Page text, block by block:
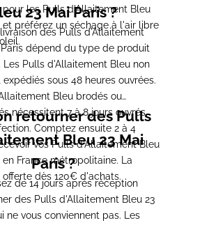
les Pulls d'Allaitement Bleu
et préférez un séchage à l'air libre
23 Mai Paris ?
des Pulls d'Allaitement
Paris dépend du type de produit
Les Pulls d'Allaitement Bleu non
sous 48 heures ouvrées.
Bleu brodés ou
nécessitent 7 à 8 jours ouvrés
Comptez ensuite 2 à 4
vos Pulls d'Allaitement Bleu
en France métropolitaine. La
offerte dès 120€ d'achats.
retourner des Pulls
Bleu 23 Mai
Paris ?
de 14 jours après réception
des Pulls d'Allaitement Bleu 23
ne vous conviennent pas. Les